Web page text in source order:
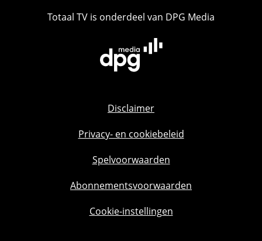
Totaal TV is onderdeel van DPG Media
Disclaimer
Privacy- en cookiebeleid
Spelvoorwaarden
Abonnementsvoorwaarden
Cookie-instellingen